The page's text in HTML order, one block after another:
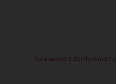
Sale ends24d00 h35m41 s